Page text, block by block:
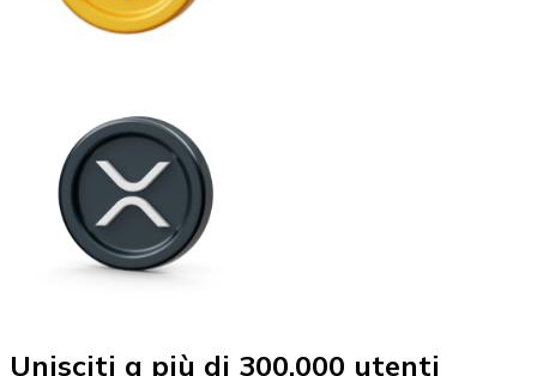
Unisciti a più di 300.000 utenti